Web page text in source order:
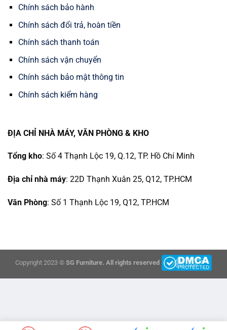
Chính sách bảo hành
Chính sách đổi trả, hoàn tiền
Chính sách thanh toán
Chính sách vận chuyển
Chính sách bảo mật thông tin
Chính sách kiểm hàng
ĐỊA CHỈ NHÀ MÁY, VĂN PHÒNG & KHO
Tổng kho: Số 4 Thạnh Lộc 19, Q.12, TP. Hồ Chí Minh
Địa chỉ nhà máy: 22D Thạnh Xuân 25, Q12, TP.HCM
Văn Phòng: Số 1 Thạnh Lộc 19, Q12, TP.HCM
Copyright 2023 © SG Furniture. All rights reserved